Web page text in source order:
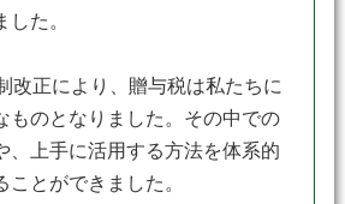
た。
改正により、贈与税は私たちに
ものとなりました。その中での
、上手に活用する方法を体系的
ことができました。